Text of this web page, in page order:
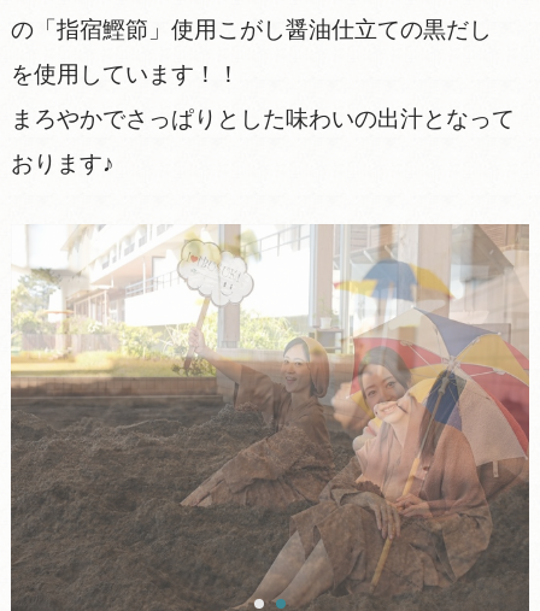
の「指宿鰹節」使用こがし醤油仕立ての黒だし
を使用しています！！
まろやかでさっぱりとした味わいの出汁となって
おります♪